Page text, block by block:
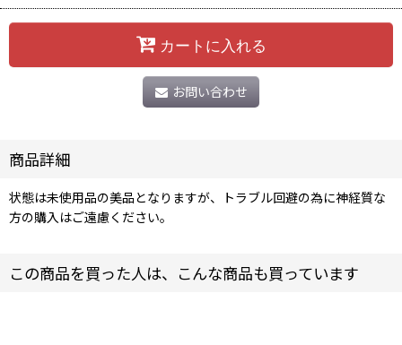
カートに入れる
お問い合わせ
商品詳細
状態は未使用品の美品となりますが、トラブル回避の為に神経質な
方の購入はご遠慮ください。
この商品を買った人は、こんな商品も買っています